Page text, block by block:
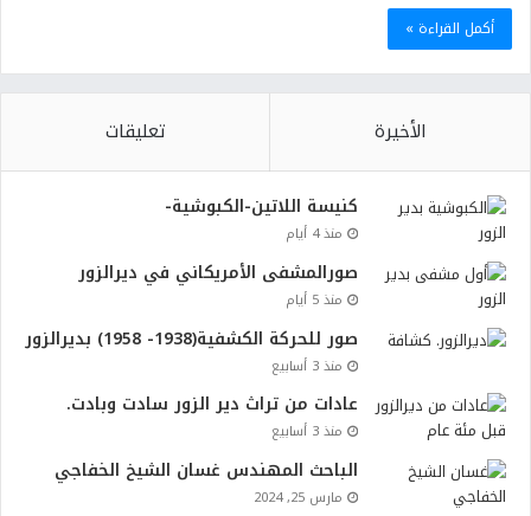
أكمل القراءة »
الأخيرة تعليقات
كنيسة اللاتين-الكبوشية-
منذ 4 أيام
صورالمشفى الأمريكاني في ديرالزور
منذ 5 أيام
صور للحركة الكشفية(1938- 1958) بديرالزور
منذ 3 أسابيع
عادات من تراث دير الزور سادت وبادت.
منذ 3 أسابيع
الباحث المهندس غسان الشيخ الخفاجي
مارس 25, 2024